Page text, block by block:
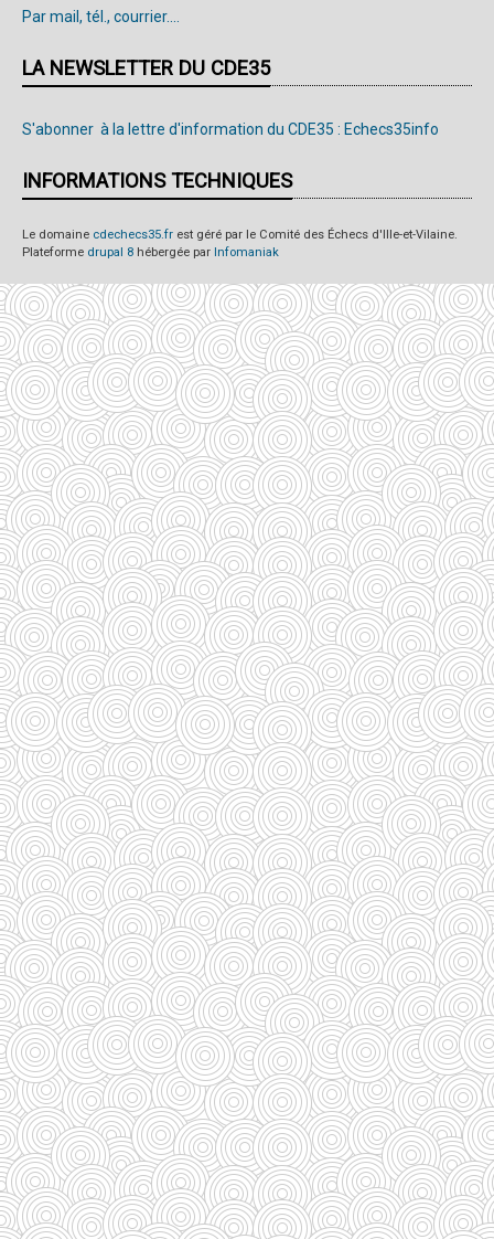
Par mail, tél., courrier....
LA NEWSLETTER DU CDE35
S'abonner à la lettre d'information du CDE35 : Echecs35info
INFORMATIONS TECHNIQUES
Le domaine cdechecs35.fr est géré par le Comité des Échecs d'Ille-et-Vilaine.
Plateforme drupal 8 hébergée par Infomaniak